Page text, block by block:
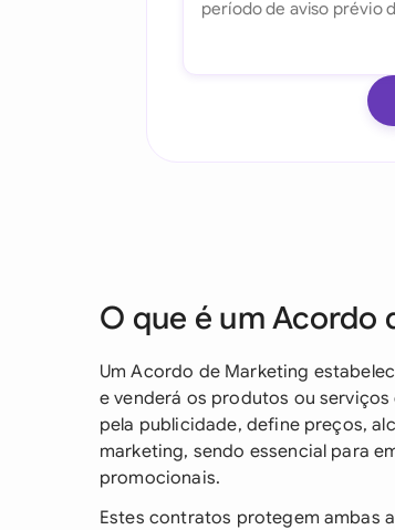
O que é um Acordo
Um Acordo de Marketing
e venderá os produtos ou
pela publicidade, define preços,
marketing, sendo essencial para
promocionais.
Estes contratos protegem ambas